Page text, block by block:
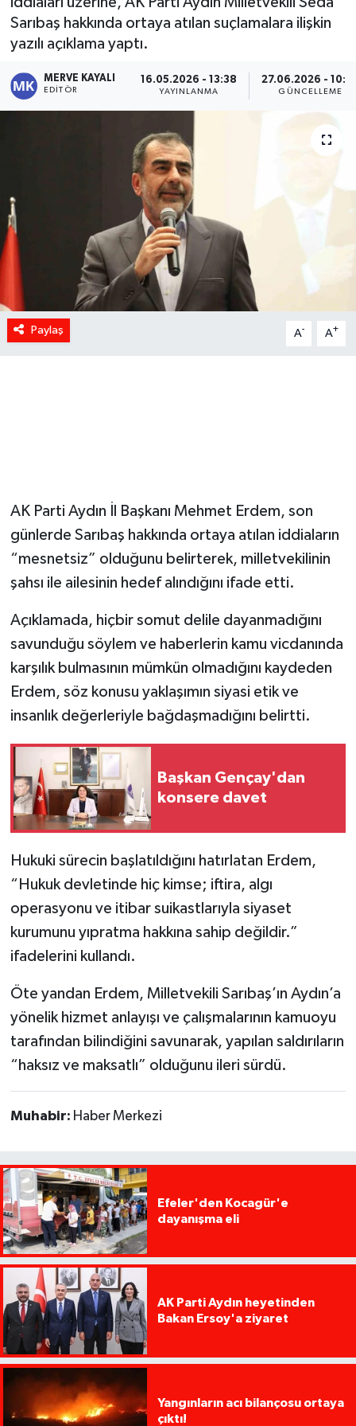
Sarıbaş hakkında ortaya atılan suçlamalara ilişkin
yazılı açıklama yaptı.
MERVE KAYALI
EDITÖR
16.05.2026 - 13:38
YAYINLANMA
27.06.2026 -
GÜNCELLEME
Paylaş A- A+
AK Parti Aydın İl Başkanı Mehmet Erdem, son
günlerde Sarıbaş hakkında ortaya atılan iddiaların
“mesnetsiz” olduğunu belirterek, milletvekilinin
şahsı ile ailesinin hedef alındığını ifade etti.
Açıklamada, hiçbir somut delile dayanmadığını
savunduğu söylem ve haberlerin kamu vicdanında
karşılık bulmasının mümkün olmadığını kaydeden
Erdem, söz konusu yaklaşımın siyasi etik ve
insanlık değerleriyle bağdaşmadığını belirtti.
Başkan Gençay'dan
konsere davet
Hukuki sürecin başlatıldığını hatırlatan Erdem,
“Hukuk devletinde hiç kimse; iftira, algı
operasyonu ve itibar suikastlarıyla siyaset
kurumunu yıpratma hakkına sahip değildir.”
ifadelerini kullandı.
Öte yandan Erdem, Milletvekili Sarıbaş’ın Aydın’a
yönelik hizmet anlayışı ve çalışmalarının kamuoyu
tarafından bilindiğini savunarak, yapılan saldırıların
“haksız ve maksatlı” olduğunu ileri sürdü.
Muhabir: Haber Merkezi
Efeler'den Kocagür'e
dayanışma eli
AK Parti Aydın heyetinden
Bakan Ersoy'a ziyaret
Yangınların acı bilançosu ortaya
çıktı!